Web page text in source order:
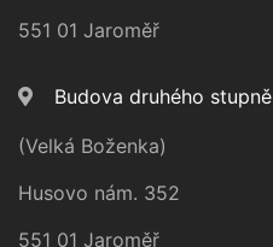
551 01 Jaroměř
Budova druhého stupně
(Velká Boženka)
Husovo nám. 352
551 01 Jaroměř